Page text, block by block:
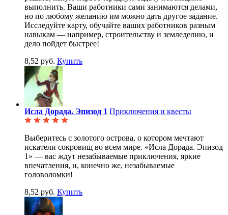
выполнить. Ваши работники сами занимаются делами,
но по любому желанию им можно дать другое задание.
Исследуйте карту, обучайте ваших работников разным
навыкам — например, строительству и земледелию, и
дело пойдет быстрее!
8,52 руб. Купить
Исла Дорада. Эпизод 1 Приключения и квесты
Выберитесь с золотого острова, о котором мечтают
искатели сокровищ во всем мире. «Исла Дорада. Эпизод
1» — вас ждут незабываемые приключения, яркие
впечатления, и, конечно же, незабываемые
головоломки!
8,52 руб. Купить